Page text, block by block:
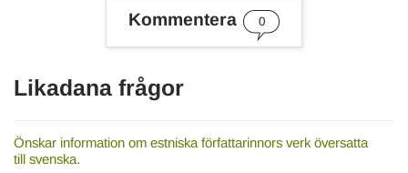
Kommentera 0
Likadana frågor
Önskar information om estniska författarinnors verk översatta
till svenska.